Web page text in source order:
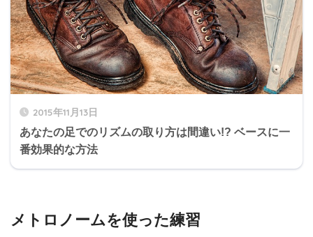
2015年11月13日
あなたの足でのリズムの取り方は間違い!? ベースに一
番効果的な方法
メトロノームを使った練習